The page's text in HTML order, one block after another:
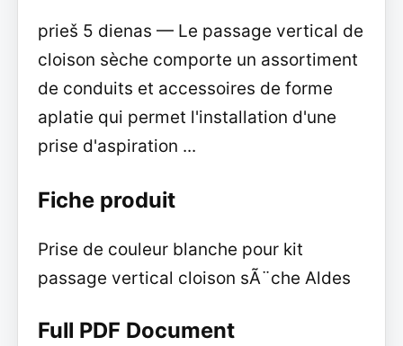
prieš 5 dienas — Le passage vertical de
cloison sèche comporte un assortiment
de conduits et accessoires de forme
aplatie qui permet l'installation d'une
prise d'aspiration ...
Fiche produit
Prise de couleur blanche pour kit
passage vertical cloison sÃ¨che Aldes
Full PDF Document